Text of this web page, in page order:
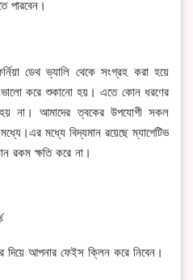
পারবেন।
ডেথ ভ্যালি থেকে সংগ্রহ করা হয়ে
ভালো করে শুকানো হয়। এতে কোন ধরণের
হয় না। আমাদের ত্বকের উপযোগী সকল
মধ্যে বিদ্যমান রয়েছে ম্যাগেটিভ
রকম ক্ষতি করে না।
আপনার ফেইস ক্লিন করে নিবেন।